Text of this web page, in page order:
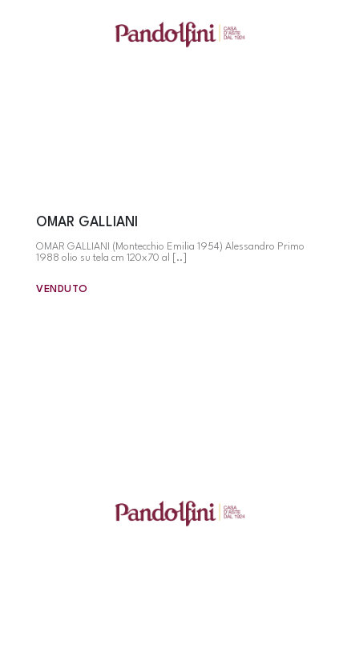
OMAR GALLIANI
OMAR GALLIANI (Montecchio Emilia 1954) Alessandro Primo
1988 olio su tela cm 120x70 al [..]
VENDUTO